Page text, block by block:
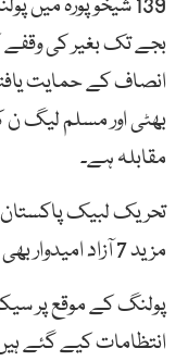
بجے تک بغیر کی
انصاف کے حمایت
بھٹی اور مسلم لیگ ن
مقابلہ ہے۔
تحریک لبیک
مزید 7 آزاد امیدوار بھی میدان میں موجود ہیں۔
پولنگ کے موقع پر
انتظامات کیے گئے